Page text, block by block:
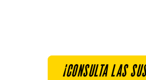
¡CONSULTA LAS